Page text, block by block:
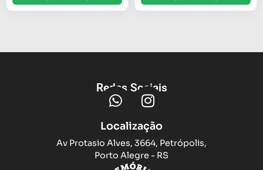
Redes Sociais
Localização
Av Protasio Alves, 3664, Petrópolis,
Porto Alegre - RS